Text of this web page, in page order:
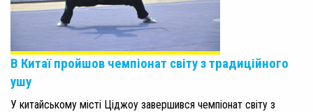
В Китаї пройшов чемпіонат світу з традиційного
ушу
У китайському місті Ціджоу завершився чемпіонат світу з